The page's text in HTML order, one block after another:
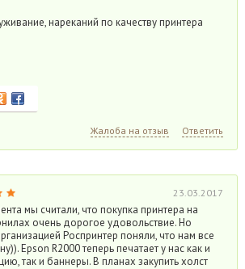
нареканий по качеству принтера
Жалоба на отзыв Ответить
23.03.2017
мы считали, что покупка принтера на
очень дорогое удовольствие. Но
Роспринтер поняли, что нам все
Epson R2000 теперь печатает у нас как и
так и баннеры. В планах закупить холст